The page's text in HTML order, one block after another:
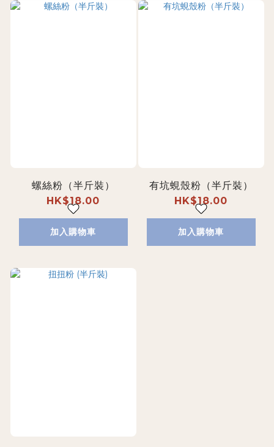
螺絲粉（半斤裝）
HK$18.00
加入購物車
有坑蜆殼粉（半斤裝）
HK$18.00
加入購物車